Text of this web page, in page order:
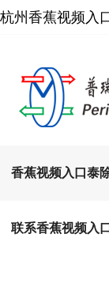
杭州香蕉视频入
香蕉视频入口泰
联系香蕉视频入